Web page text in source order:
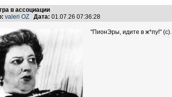
в ассоциации
valeri OZ Дата: 01.07.26 07:36:28
"ПионЭры, идите в ж*пу!" (с).